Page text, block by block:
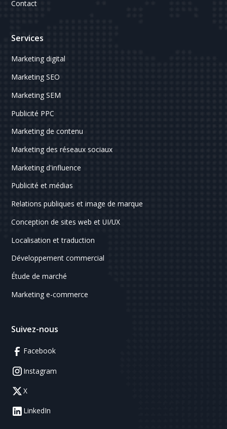
Contact
Services
Marketing digital
Marketing SEO
Marketing SEM
Publicité PPC
Marketing de contenu
Marketing des réseaux sociaux
Marketing d'influence
Publicité et médias
Relations publiques et image de marque
Conception de sites web et UI/UX
Localisation et traduction
Développement commercial
Étude de marché
Marketing e-commerce
Suivez-nous
Facebook
Instagram
X
LinkedIn